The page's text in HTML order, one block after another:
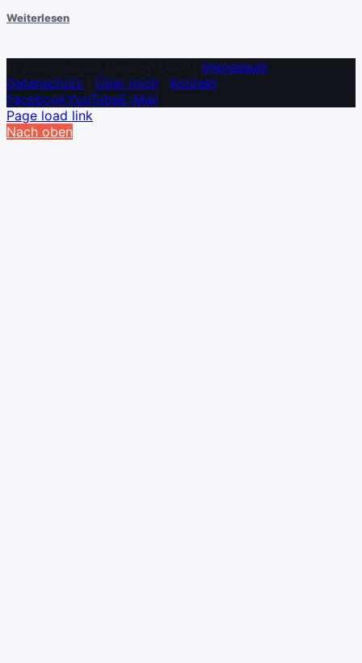
Weiterlesen
Impressum
Datenschutz
Über mich Kontakt
FacebookYouTubeE-Mail
Page load link
Nach oben